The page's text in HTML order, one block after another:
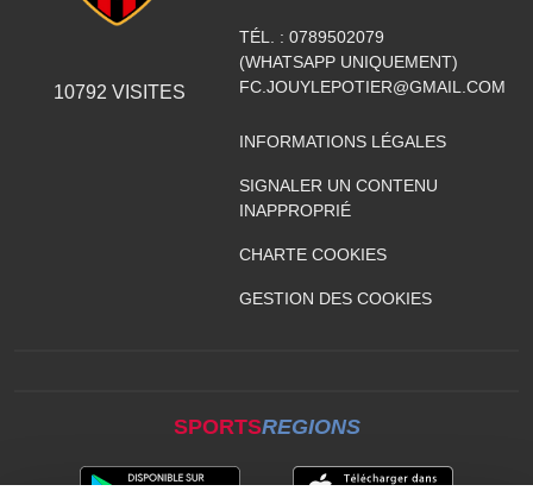
10792 VISITES
TÉL. : 0789502079
(WHATSAPP UNIQUEMENT)
FC.JOUYLEPOTIER@GMAIL.COM
INFORMATIONS LÉGALES
SIGNALER UN CONTENU
INAPPROPRIÉ
CHARTE COOKIES
GESTION DES COOKIES
SPORTSREGIONS